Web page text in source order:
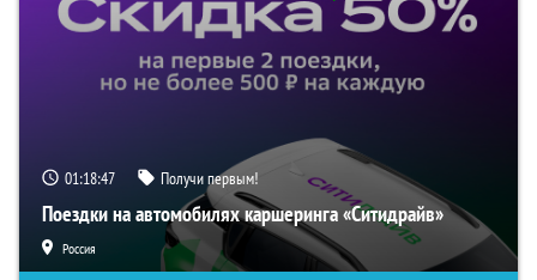
01:18:46 Получи первым!
Поездки на автомобилях каршеринга «Ситидрайв»
Россия